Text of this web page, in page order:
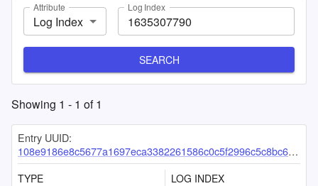
Attribute
Log Index
Log Index
SEARCH
Showing 1 - 1 of1
Entry UUID:
108e9186e8c5677a1697eca3382261586c0c5f2996c5c8bc601d303462f6c5579e2de05527c0e5e2
TYPE
LOG INDEX